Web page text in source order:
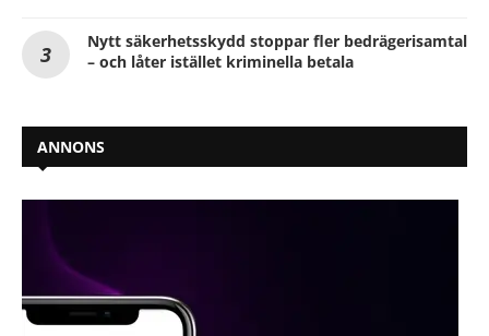
Nytt säkerhetsskydd stoppar fler bedrägerisamtal
– och låter istället kriminella betala
ANNONS